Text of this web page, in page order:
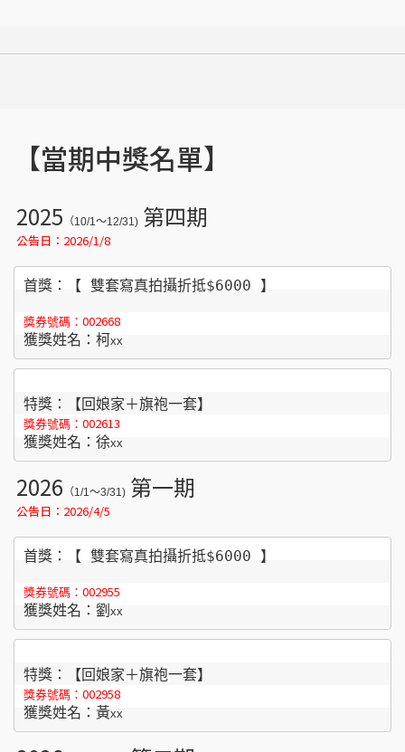
【當期中獎名單】
2025 （10/1～12/31) 第四期
公告日：2026/1/8
首獎：【 雙套寫真拍攝折抵$6000 】
獎券號碼： 002668
獲獎姓名：柯 xx
特獎：【回娘家＋旗袍一套】
獎券號碼： 002613
獲獎姓名：徐xx
2026 （1/1～3/31) 第一期
公告日：2026/4/5
首獎：【 雙套寫真拍攝折抵$6000 】
獎券號碼： 002955
獲獎姓名：劉 xx
特獎：【回娘家＋旗袍一套】
獎券號碼： 002958
獲獎姓名：黃xx